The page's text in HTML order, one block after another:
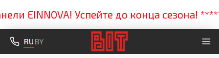
EINNOVA! Успейте до конца сезона!
RU BY